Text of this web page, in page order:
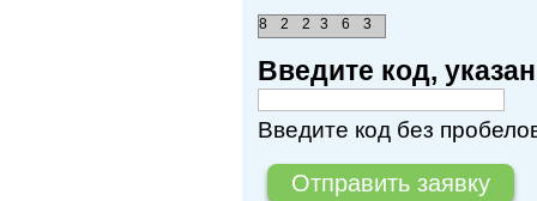
2 3 6
2
8 3
Введите код,
Введите код без